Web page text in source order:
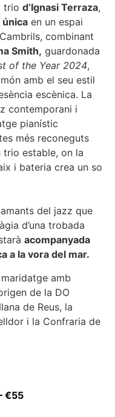
trio d’Ignasi Terraza,
única en un espai
combinant
Smith, guardonada
of the Year 2024,
amb el seu estil
escènica. La
contemporani i
pianístic
més reconeguts
trio estable, on la
i bateria crea un so
del jazz que
d’una trobada
acompanyada
a la vora del mar.
amb
de la DO
de Reus, la
i la Confraria de
€55